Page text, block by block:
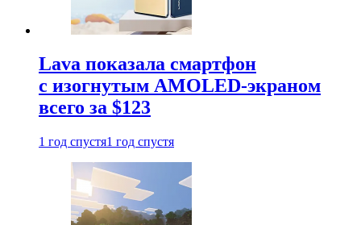
Lava показала смартфон
с изогнутым AMOLED-экраном
всего за $123
1 год спустя1 год спустя